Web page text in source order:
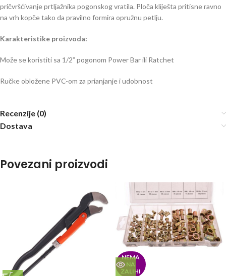
pričvršćivanje prtljažnika pogonskog vratila. Ploča kliješta pritisne ravno
na vrh kopče tako da pravilno formira opružnu petlju.
Karakteristike proizvoda:
Može se koristiti sa 1/2” pogonom Power Bar ili Ratchet
Ručke obložene PVC-om za prianjanje i udobnost
Recenzije (0)
Dostava
Povezani proizvodi
NEMA
NA
ZALIHI